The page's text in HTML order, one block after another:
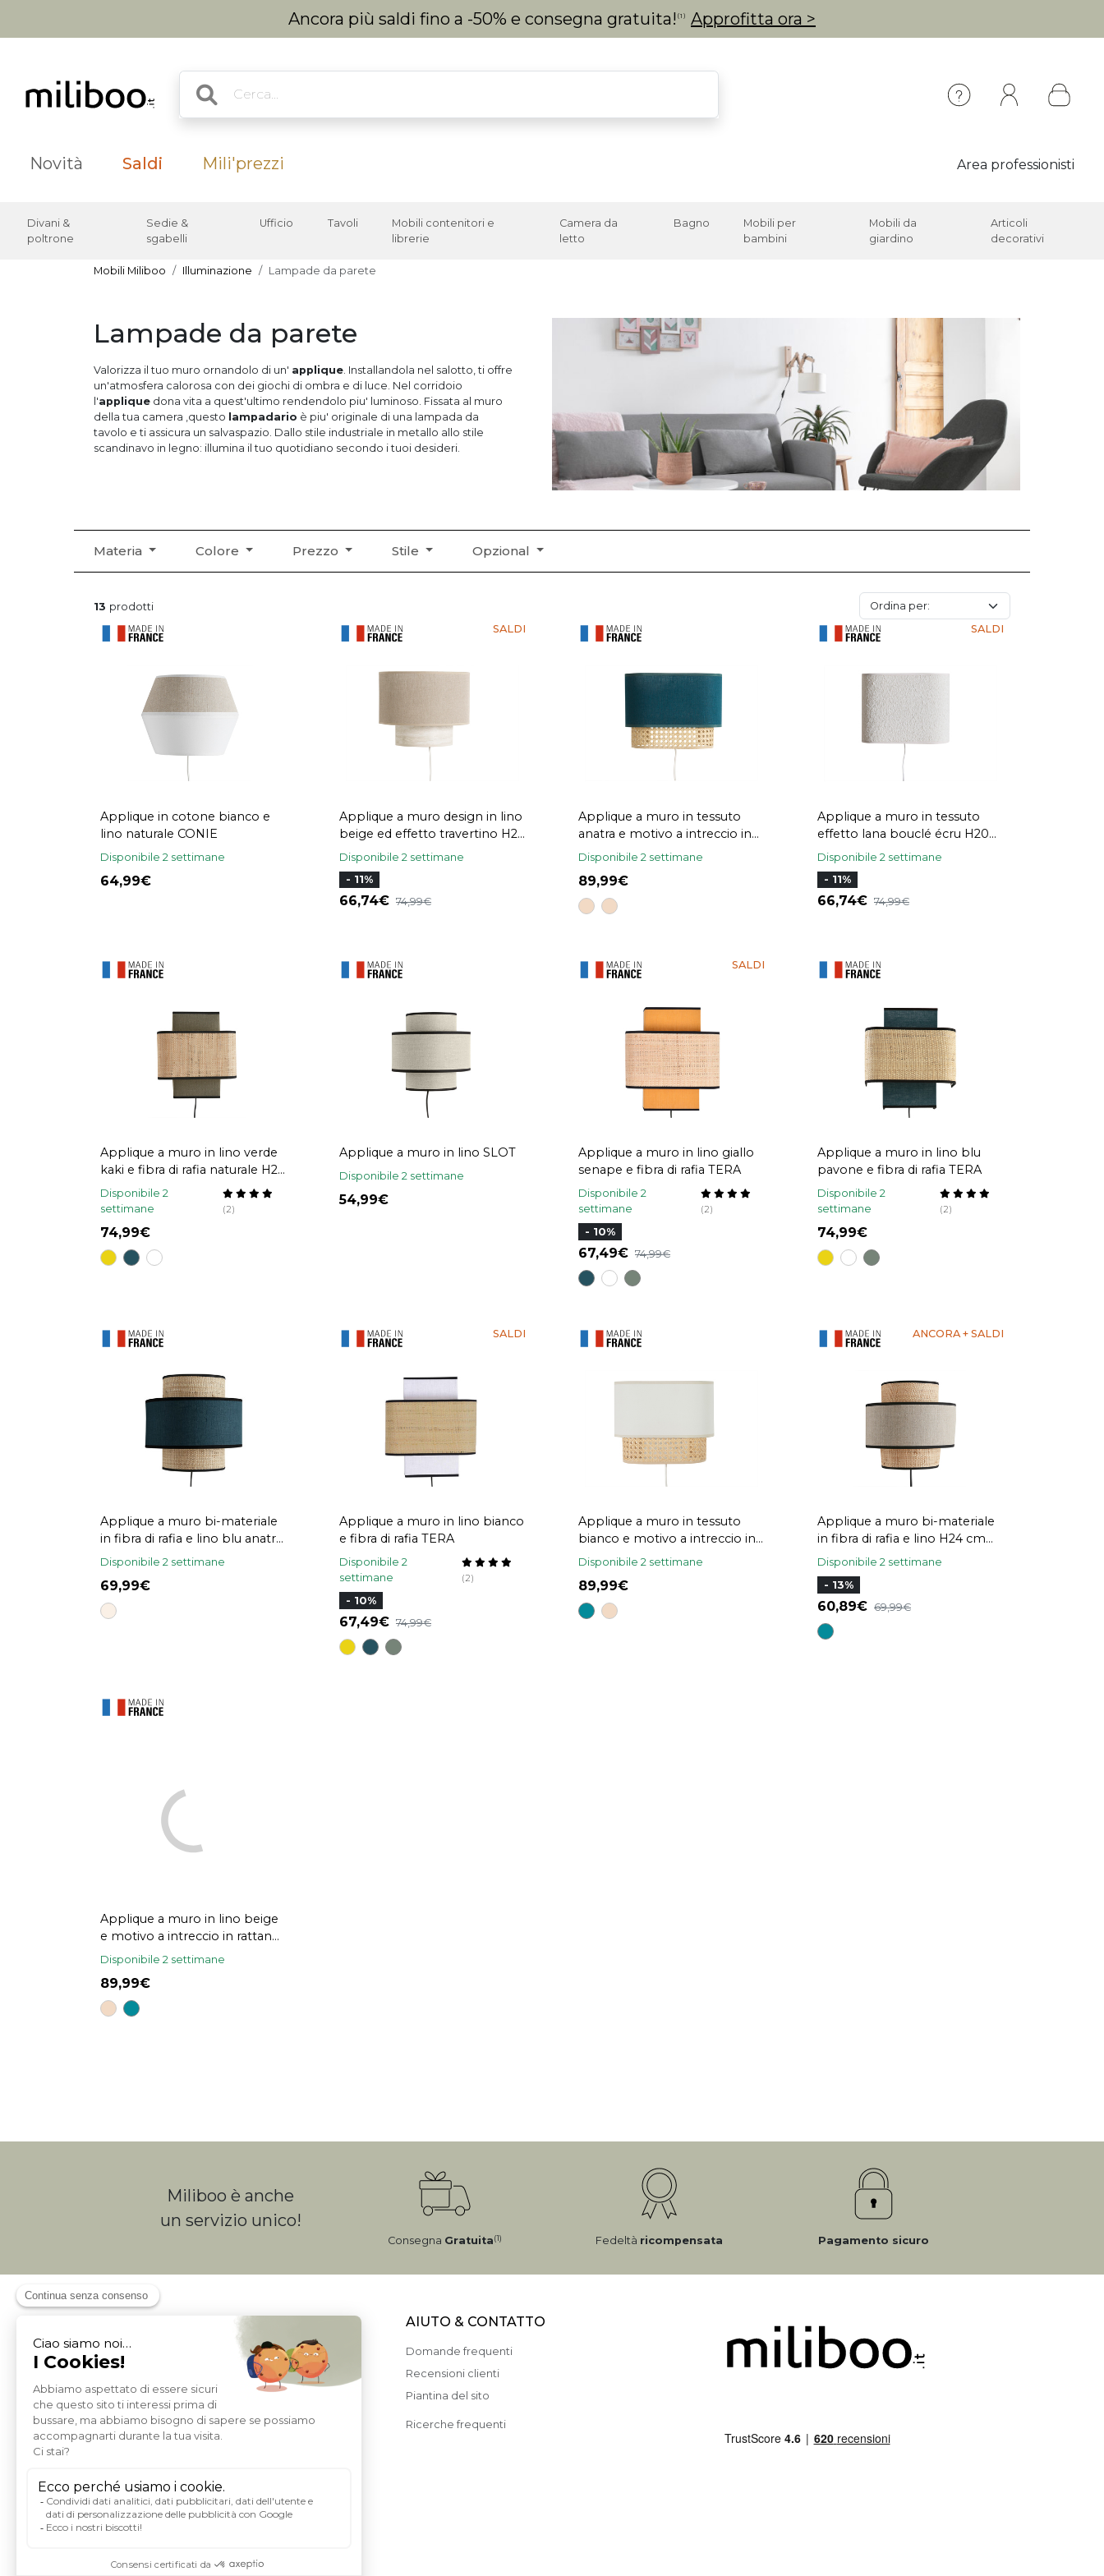
Ancora più saldi fino a -50% e consegna gratuita! (1) Approfitta ora >
Novità Saldi Mili'prezzi Area professionisti
Divani &
poltrone
Sedie &
sgabelli
Ufficio Tavoli
Mobili contenitori e
librerie
Camera da
letto
Bagno
Mobili per
bambini
Mobili da
giardino
Articoli
decorativi
Mobili Miliboo Illuminazione Lampade da parete
Lampade da parete
Valorizza il tuo muro ornandolo di un' applique. Installandola nel salotto, ti offre
un'atmosfera calorosa con dei giochi di ombra e di luce. Nel corridoio
l'applique
della tua camera ,questo lampadario è piu' originale di una lampada da
tavolo e ti assicura un salvaspazio. Dallo stile industriale in metallo allo stile
scandinavo in legno: illumina il tuo quotidiano secondo i tuoi desideri.
Materia Colore Prezzo Stile Opzional
13 prodotti
Applique in cotone bianco e
lino naturale CONIE
Disponibile 2 settimane
64,99
SALDI
Applique a muro design in lino
beige ed effetto travertino H20
cm SEMA
Disponibile 2 settimane
- 11%
66,74 74,99
Applique a muro in tessuto
anatra e motivo a intreccio in
rattan naturale H20 cm TIWY
Disponibile 2 settimane
89,99
SALDI
Applique a muro in tessuto
effetto lana bouclé écru H20
cm TESSA
Disponibile 2 settimane
- 11%
66,74 74,99
Applique a muro in lino verde
kaki e fibra di rafia naturale H28
cm TERA
Disponibile 2
settimane
(2)
74,99
Applique a muro in lino SLOT
Disponibile 2 settimane
54,99
SALDI
Applique a muro in lino giallo
senape e fibra di rafia TERA
Disponibile 2
settimane
(2)
- 10%
67,49 74,99
Applique a muro in lino blu
pavone e fibra di rafia TERA
Disponibile 2
settimane
(2)
74,99
Applique a muro bi-materiale
in fibra di rafia e lino blu anatra
H24 cm LITCHI
Disponibile 2 settimane
69,99
SALDI
Applique a muro in lino bianco
e fibra di rafia TERA
Disponibile 2
settimane
(2)
- 10%
67,49 74,99
Applique a muro in tessuto
bianco e motivo a intreccio in
rattan naturale H20 cm TIWY
Disponibile 2 settimane
89,99
ANCORA + SALDI
Applique a muro bi-materiale
in fibra di rafia e lino H24 cm
LITCHI
Disponibile 2 settimane
- 13%
60,89 69,99
Applique a muro in lino beige
e motivo a intreccio in rattan
naturale H20 cm TIWY
Disponibile 2 settimane
89,99
Miliboo è anche
un servizio unico!
Consegna Gratuita(1) Fedeltà ricompensata Pagamento sicuro
Chi siamo e quali sono i nostri valori
Mezzi di pagamento
Trasporto
Condizioni generali di vendita
Carta sconti e sponsorizzazione
Privacy e Dati personali
AIUTO & CONTATTO
Domande frequenti
Recensioni clienti
Piantina del sito
Ricerche frequenti